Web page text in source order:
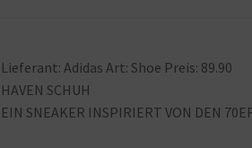
Lieferant: Adidas Art: Shoe Preis: 89.90
HAVEN SCHUH
EIN SNEAKER INSPIRIERT VON DEN